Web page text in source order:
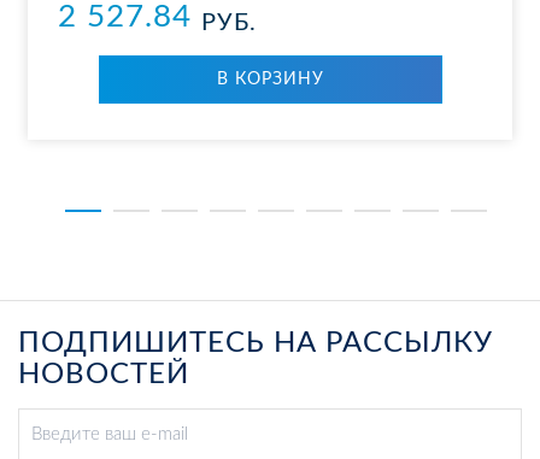
2 527.84 РУБ.
В КОР­ЗИ­НУ
ПОДПИШИТЕСЬ НА РАССЫЛКУ
НОВОСТЕЙ